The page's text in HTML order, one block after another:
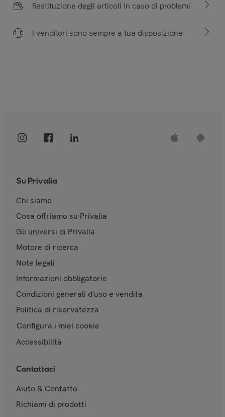
Restituzione degli articoli in caso di problemi
I venditori sono sempre a tua disposizione
Su Privalia
Chi siamo
Cosa offriamo su Privalia
Gli universi di Privalia
Motore di ricerca
Note legali
Informazioni obbligatorie
Condizioni generali d'uso e vendita
Politica di riservatezza
Configura i miei cookie
Accessibilità
Contattaci
Aiuto & Contatto
Richiami di prodotti